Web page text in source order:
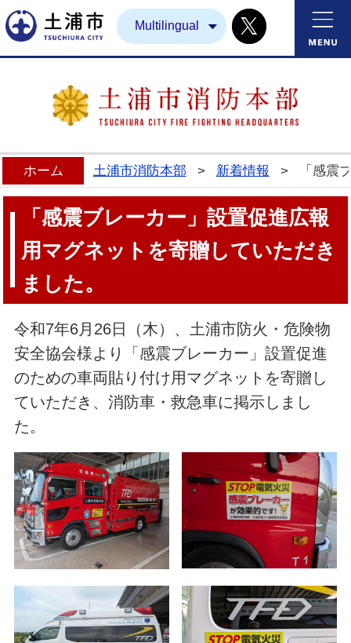
土浦市Multilingual Twitter
ホーム 土浦市消防本部 > 新着情報 > 「感震
「感震ブレーカー」設置促進広報
用マグネットを寄贈していただき
ました。
令和7年6月26日（木）、土浦市防火・危険物
安全協会様より「感震ブレーカー」設置促進
のための車両貼り付け用マグネットを寄贈し
ていただき、消防車・救急車に掲示しまし
た。